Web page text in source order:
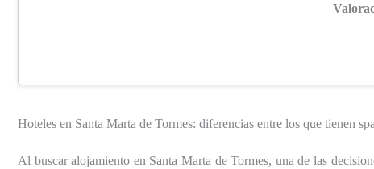
Hoteles en Santa Marta de Tormes: diferencias entre los que tienen
Al buscar alojamiento en Santa Marta de Tormes, una de las